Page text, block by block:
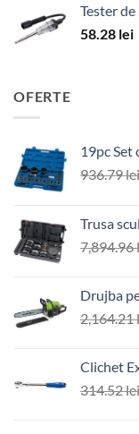
Tester
58.28 lei
OFERTE
19pc Set
936.79lei
Trusa
7,894.96
Drujba
2,164.21
Clichet
314.52lei